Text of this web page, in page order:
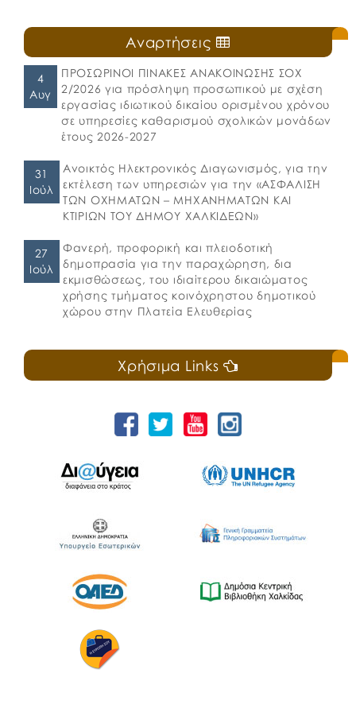
Αναρτήσεις
4
Αυγ
ΠΡΟΣΩΡΙΝΟΙ ΠΙΝΑΚΕΣ ΑΝΑΚΟΙΝΩΣΗΣ ΣΟΧ
2/2026 για πρόσληψη προσωπικού με σχέση
εργασίας ιδιωτικού δικαίου ορισμένου χρόνου
σε υπηρεσίες καθαρισμού σχολικών μονάδων
έτους 2026-2027
31
Ιούλ
Ανοικτός Ηλεκτρονικός Διαγωνισμός, για την
εκτέλεση των υπηρεσιών για την «ΑΣΦΑΛΙΣΗ
ΤΩΝ ΟΧΗΜΑΤΩΝ – ΜΗΧΑΝΗΜΑΤΩΝ ΚΑΙ
ΚΤΙΡΙΩΝ ΤΟΥ ΔΗΜΟΥ ΧΑΛΚΙΔΕΩΝ»
27
Ιούλ
Φανερή, προφορική και πλειοδοτική
δημοπρασία για την παραχώρηση, δια
εκμισθώσεως, του ιδιαίτερου δικαιώματος
χρήσης τμήματος κοινόχρηστου δημοτικού
χώρου στην Πλατεία Ελευθερίας
Χρήσιμα Links